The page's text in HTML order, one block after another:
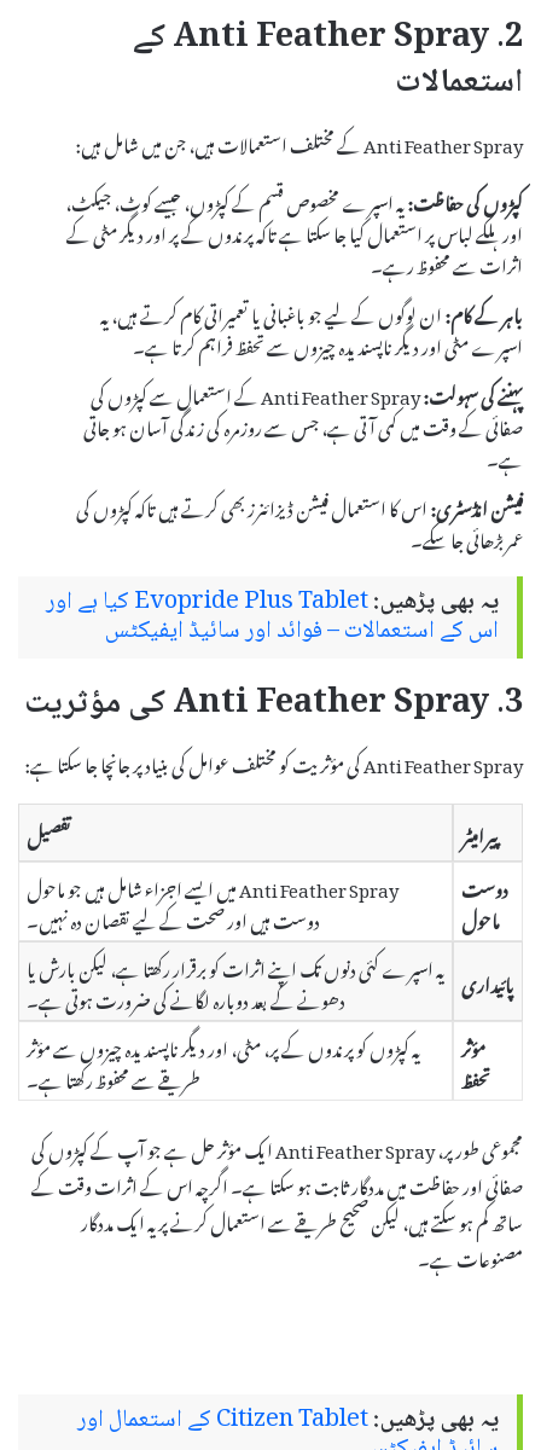
2. Anti Feather Spray کے
استعمالات
Anti Feather Spray کے مختلف استعمالات ہیں، جن میں شامل ہیں:
کپڑوں کی حفاظت:یہ اسپرے مخصوص قسم کے کپڑوں، جیسے کوٹ، جیکٹ،
اور ہلکے لباس پر استعمال کیا جا سکتا ہے تاکہ پرندوں کے پر اور دیگر مٹی کے
اثرات سے محفوظ رہے۔
باہر کے کام:ان لوگوں کے لیے جو باغبانی یا تعمیراتی کام کرتے ہیں، یہ
اسپرے مٹی اور دیگر ناپسندیدہ چیزوں سے تحفظ فراہم کرتا ہے۔
پہننے کی سہولت:
Anti Feather Spray کے استعمال سے کپڑوں کی
صفائی کے وقت میں کمی آتی ہے، جس سے روزمرہ کی زندگی آسان ہو جاتی
ہے۔
فیشن انڈسٹری:اس کا استعمال فیشن ڈیزائنرز بھی کرتے ہیں تاکہ کپڑوں کی
عمر بڑھائی جا سکے۔
یہ بھی پڑھیں: Evopride Plus Tablet کیا ہے اور
اس کے استعمالات – فوائد اور سائیڈ ایفیکٹس
3. Anti Feather Spray کی مؤثریت
Anti Feather Spray کی مؤثریت کو مختلف عوامل کی بنیاد پر جانچا جا سکتا ہے:
پیرامیٹر
تفصیل
دوست
ماحول
Anti Feather Spray میں ایسے اجزاء شامل ہیں جو ماحول
دوست ہیں اور صحت کے لیے نقصان دہ نہیں۔
پائیداری یہ اسپرے کئی دنوں تک اپنے اثرات کو برقرار رکھتا ہے، لیکن بارش یا
دھونے کے بعد دوبارہ لگانے کی ضرورت ہوتی ہے۔
مؤثر
تحفظ
یہ کپڑوں کو پرندوں کے پر، مٹی، اور دیگر ناپسندیدہ چیزوں سے مؤثر
طریقے سے محفوظ رکھتا ہے۔
مجموعی طور پر، Anti Feather Spray ایک مؤثر حل ہے جو آپ کے کپڑوں کی
صفائی اور حفاظت میں مددگار ثابت ہو سکتا ہے۔ اگرچہ اس کے اثرات وقت کے
ساتھ کم ہو سکتے ہیں، لیکن صحیح طریقے سے استعمال کرنے پر یہ ایک مددگار
مصنوعات ہے۔
یہ بھی پڑھیں: Citizen Tablet کے استعمال اور